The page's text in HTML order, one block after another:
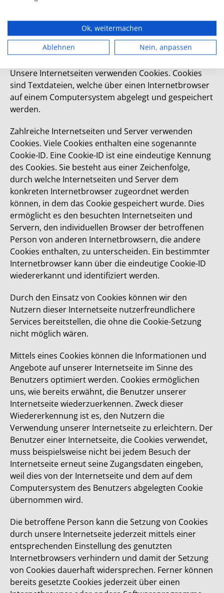
Ok, weitermachen
Ablehnen
Nein, anpassen
Interesse folgt aus oben aufgelisteten Zwecken zur
5. Cookies
Unsere Internetseiten verwenden Cookies. Cookies
sind Textdateien, welche über einen Internetbrowser
auf einem Computersystem abgelegt und gespeichert
werden.
Zahlreiche Internetseiten und Server verwenden
Cookies. Viele Cookies enthalten eine sogenannte
Cookie-ID. Eine Cookie-ID ist eine eindeutige Kennung
des Cookies. Sie besteht aus einer Zeichenfolge,
durch welche Internetseiten und Server dem
konkreten Internetbrowser zugeordnet werden
können, in dem das Cookie gespeichert wurde. Dies
ermöglicht es den besuchten Internetseiten und
Servern, den individuellen Browser der betroffenen
Person von anderen Internetbrowsern, die andere
Cookies enthalten, zu unterscheiden. Ein bestimmter
Internetbrowser kann über die eindeutige Cookie-ID
wiedererkannt und identifiziert werden.
Durch den Einsatz von Cookies können wir den
Nutzern dieser Internetseite nutzerfreundlichere
Services bereitstellen, die ohne die Cookie-Setzung
nicht möglich wären.
Mittels eines Cookies können die Informationen und
Angebote auf unserer Internetseite im Sinne des
Benutzers optimiert werden. Cookies ermöglichen
uns, wie bereits erwähnt, die Benutzer unserer
Internetseite wiederzuerkennen. Zweck dieser
Wiedererkennung ist es, den Nutzern die
Verwendung unserer Internetseite zu erleichtern. Der
Benutzer einer Internetseite, die Cookies verwendet,
muss beispielsweise nicht bei jedem Besuch der
Internetseite erneut seine Zugangsdaten eingeben,
weil dies von der Internetseite und dem auf dem
Computersystem des Benutzers abgelegten Cookie
übernommen wird.
Die betroffene Person kann die Setzung von Cookies
durch unsere Internetseite jederzeit mittels einer
entsprechenden Einstellung des genutzten
Internetbrowsers verhindern und damit der Setzung
von Cookies dauerhaft widersprechen. Ferner können
bereits gesetzte Cookies jederzeit über einen